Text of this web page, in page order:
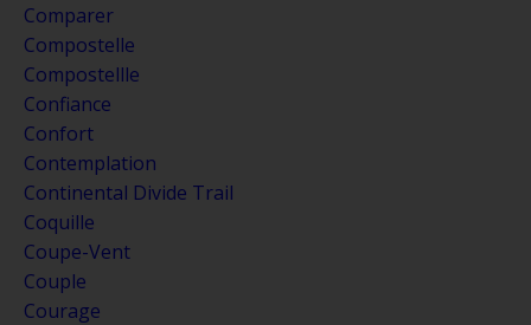
Comparer
Compostelle
Compostellle
Confiance
Confort
Contemplation
Continental Divide Trail
Coquille
Coupe-Vent
Couple
Courage